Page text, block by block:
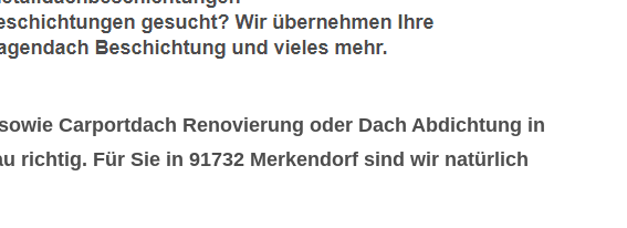
Carportdach Renovierung oder Dach Abdichtung in
richtig. Für Sie in 91732 Merkendorf sind wir natürlich